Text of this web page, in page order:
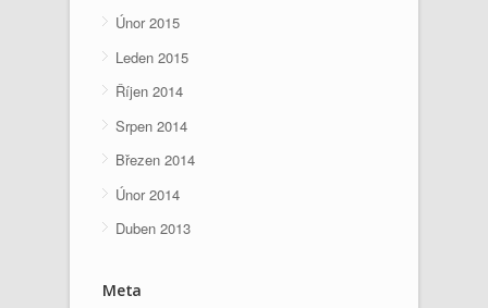
Únor 2015
Leden 2015
Říjen 2014
Srpen 2014
Březen 2014
Únor 2014
Duben 2013
Meta